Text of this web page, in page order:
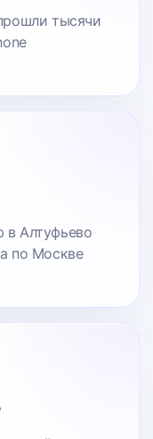
тысячи
в Алтуфьево
по Москве